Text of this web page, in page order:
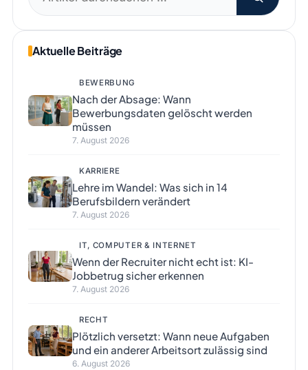
nach:
Aktuelle Beiträge
BEWERBUNG
Nach der Absage: Wann
Bewerbungsdaten gelöscht werden
müssen
7. August 2026
KARRIERE
Lehre im Wandel: Was sich in 14
Berufsbildern verändert
7. August 2026
IT, COMPUTER & INTERNET
Wenn der Recruiter nicht echt ist: KI-
Jobbetrug sicher erkennen
7. August 2026
RECHT
Plötzlich versetzt: Wann neue Aufgaben
und ein anderer Arbeitsort zulässig sind
6. August 2026